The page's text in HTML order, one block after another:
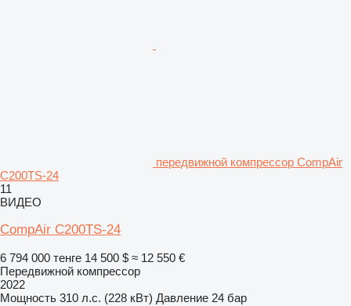
передвижной компрессор CompAir
C200TS-24
11
ВИДЕО
CompAir C200TS-24
6 794 000 тенге 14 500 $ ≈ 12 550 €
Передвижной компрессор
2022
Мощность 310 л.с. (228 кВт) Давление 24 бар